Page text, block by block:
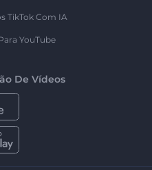
TikTok Com IA
YouTube
De Vídeos